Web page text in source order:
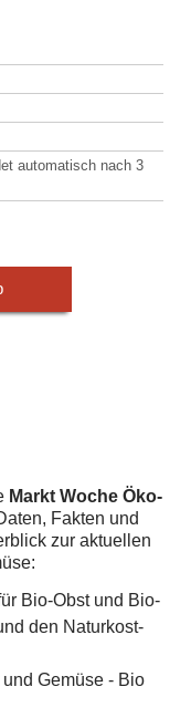
automatisch nach 3
Markt Woche Öko-
Fakten und
zur aktuellen
Bio-Obst und Bio-
den Naturkost-
Gemüse - Bio